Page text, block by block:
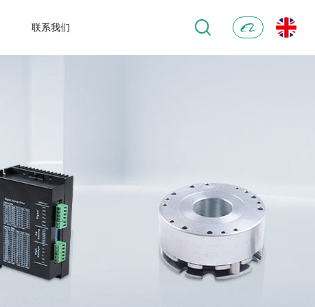
联系我们
阿